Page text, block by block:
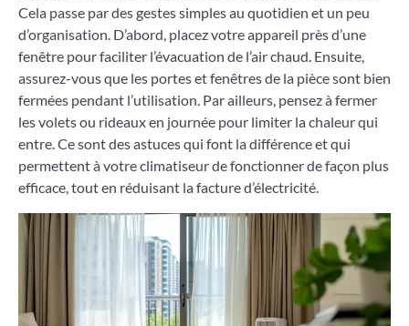
Cela passe par des gestes simples au quotidien et un peu
d’organisation. D’abord, placez votre appareil près d’une
fenêtre pour faciliter l’évacuation de l’air chaud. Ensuite,
assurez-vous que les portes et fenêtres de la pièce sont bien
fermées pendant l’utilisation. Par ailleurs, pensez à fermer
les volets ou rideaux en journée pour limiter la chaleur qui
entre. Ce sont des astuces qui font la différence et qui
permettent à votre climatiseur de fonctionner de façon plus
efficace, tout en réduisant la facture d’électricité.